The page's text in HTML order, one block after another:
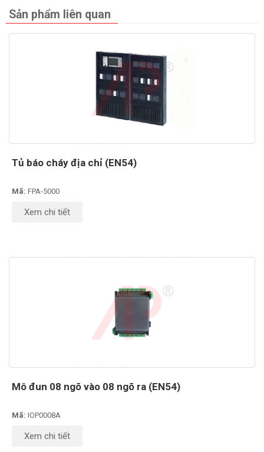
Sản phẩm liên quan
Tủ báo cháy địa chỉ (EN54)
Mã: FPA-5000
Xem chi tiết
Mô đun 08 ngõ vào 08 ngõ ra (EN54)
Mã: IOP0008A
Xem chi tiết